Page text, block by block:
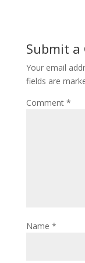
Submit a
Your email
fields are
Comment *
Name *